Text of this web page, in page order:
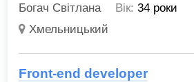
Богач Світлана Вік: 34 роки
Хмельницький
Front-end developer